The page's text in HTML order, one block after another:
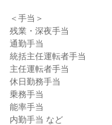
＜手当＞
残業・深夜手当
通勤手当
統括主任運転者手当
主任運転者手当
休日勤務手当
乗務手当
能率手当
内勤手当 など